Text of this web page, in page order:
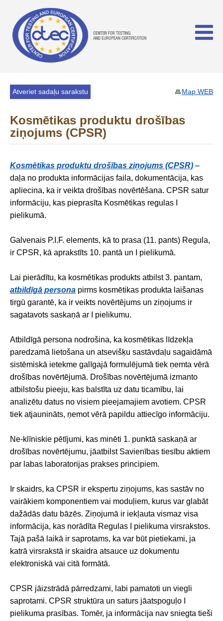
Map WEB
Atveriet sadaļu sarakstu
Kosmētikas produktu drošības
ziņojums (CPSR)
Kosmētikas produktu drošības ziņojums (CPSR) –
daļa no produkta informācijas faila, dokumentācija, kas
apliecina, ka ir veikta drošības novērtēšana. CPSR satur
informāciju, kas pieprasīta Kosmētikas regulas I
pielikumā.
Galvenais P.I.F. elements, kā to prasa (11. pants) Regula,
ir CPSR, kā aprakstīts 10. pantā un I pielikumā.
Lai pierādītu, ka kosmētikas produkts atbilst 3. pantam,
atbildīgā persona pirms kosmētikas produkta laišanas
tirgū garantē, ka ir veikts novērtējums un ziņojums ir
sagatavots saskaņā ar I pielikumu.
Atbildīgā persona nodrošina, ka kosmētikas līdzekļa
paredzamā lietošana un atsevišķu sastāvdaļu sagaidāmā
sistēmiskā ietekme galīgajā formulējumā tiek ņemta vērā
drošības novērtējumā. Drošības novērtējumā izmanto
atbilstošu pieeju, kas balstīta uz datu ticamību, lai
analizētu datus no visiem pieejamajiem avotiem. CPSR
tiek atjaunināts, ņemot vērā papildu attiecīgo informāciju.
Ne-klīniskie pētījumi, kas minēti 1. punktā saskaņā ar
drošības novērtējumu, jāatbilst Savienības tiesību aktiem
par labas laboratorijas prakses principiem.
Ir skaidrs, ka CPSR ir ekspertu ziņojums, kas sastāv no
vairākiem komponentiem vai moduļiem, kurus var glabāt
dažādās datu bāzēs. Ziņojumā ir iekļauta vismaz visa
informācija, kas norādīta Regulas I pielikuma virsrakstos.
Tajā pašā laikā ir saprotams, ka var būt pietiekami, ja
katrā virsrakstā ir skaidra atsauce uz dokumentu
elektroniskā vai citā formātā.
CPSR jāizstrādā pārredzami, labi pamatoti un viegli
saprotami. CPSR struktūra un saturs jāatspoguļo I
pielikuma prasības. Tomēr, ja informācija nav sniegta tieši